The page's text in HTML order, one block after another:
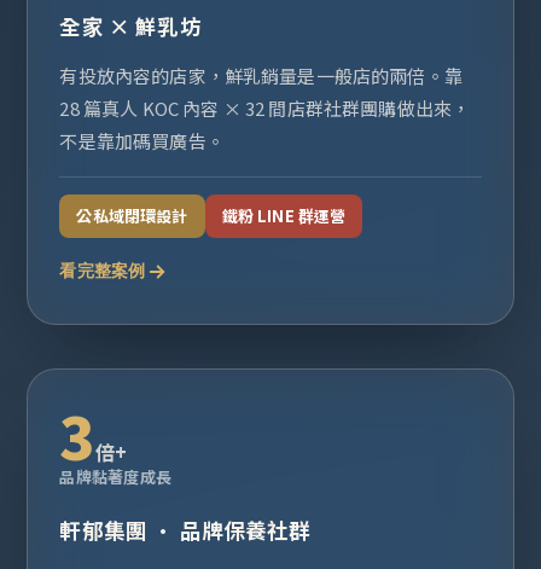
全家 × 鮮乳坊
有投放內容的店家，鮮乳銷量是一般店的兩倍。靠
28 篇真人 KOC 內容 × 32 間店群社群團購做出來，
不是靠加碼買廣告。
公私域閉環設計 鐵粉 LINE 群運營
看完整案例
3倍+
品牌黏著度成長
軒郁集團 · 品牌保養社群